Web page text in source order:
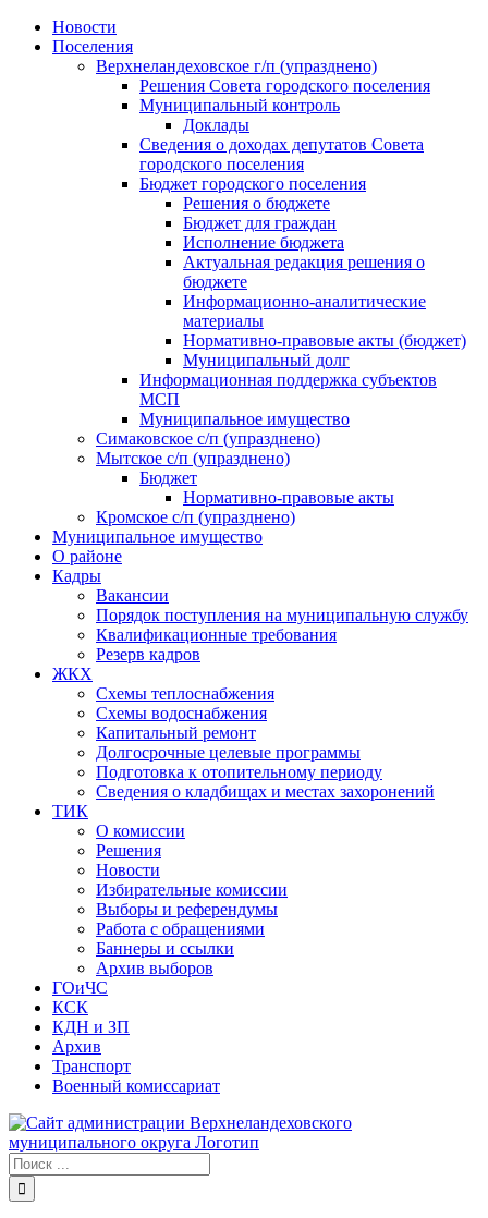
Skip
Новости
Поселения
Верхнеландеховское г/п (упразднено)
Решения Совета городского поселения
Муниципальный контроль
Доклады
Сведения о доходах депутатов Совета
городского поселения
Бюджет городского поселения
Решения о бюджете
Бюджет для граждан
Исполнение бюджета
Актуальная редакция решения о
бюджете
Информационно-аналитические
материалы
Нормативно-правовые акты (бюджет)
Муниципальный долг
Информационная поддержка субъектов
МСП
Муниципальное имущество
Симаковское с/п (упразднено)
Мытское с/п (упразднено)
Бюджет
Нормативно-правовые акты
Кромское с/п (упразднено)
Муниципальное имущество
О районе
Кадры
Вакансии
Порядок поступления на муниципальную службу
Квалификационные требования
Резерв кадров
ЖКХ
Схемы теплоснабжения
Схемы водоснабжения
Капитальный ремонт
Долгосрочные целевые программы
Подготовка к отопительному периоду
Сведения о кладбищах и местах захоронений
ТИК
О комиссии
Решения
Новости
Избирательные комиссии
Выборы и референдумы
Работа с обращениями
Баннеры и ссылки
Архив выборов
ГОиЧС
КСК
КДН и ЗП
Архив
Транспорт
Военный комиссариат
Результат
поиска: